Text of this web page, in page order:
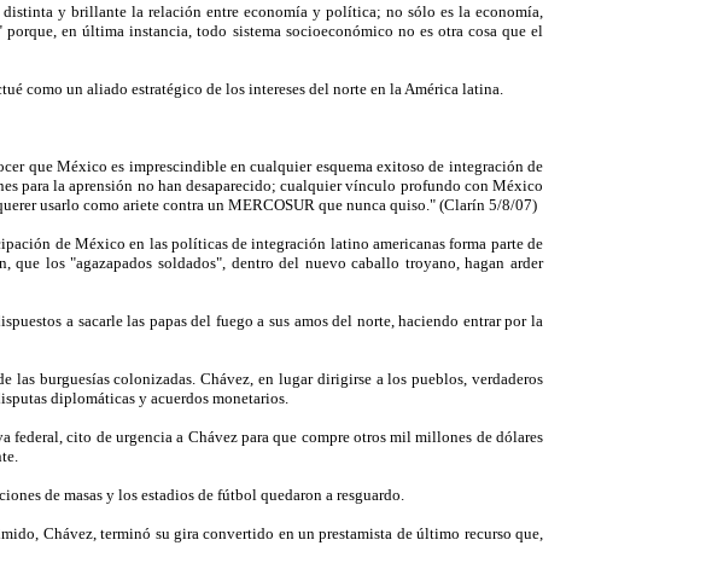
y brillante la relación entre economía y política; no sólo es la economía,
en última instancia, todo sistema socioeconómico no es otra cosa que el
como un aliado estratégico de los intereses del norte en la América latina.
que México es imprescindible en cualquier esquema exitoso de integración de
para la aprensión no han desaparecido; cualquier vínculo profundo con México
usarlo como ariete contra un MERCOSUR que nunca quiso." (Clarín 5/8/07)
de México en las políticas de integración latino americanas forma parte de
los "agazapados soldados", dentro del nuevo caballo troyano, hagan arder
a sacarle las papas del fuego a sus amos del norte, haciendo entrar por la
las burguesías colonizadas. Chávez, en lugar dirigirse a los pueblos, verdaderos
diplomáticas y acuerdos monetarios.
federal, cito de urgencia a Chávez para que compre otros mil millones de dólares
de masas y los estadios de fútbol quedaron a resguardo.
Chávez, terminó su gira convertido en un prestamista de último recurso que,